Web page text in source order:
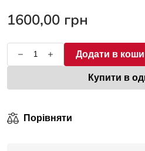
1600,00 грн
Додати в
Купити в
Порівняти